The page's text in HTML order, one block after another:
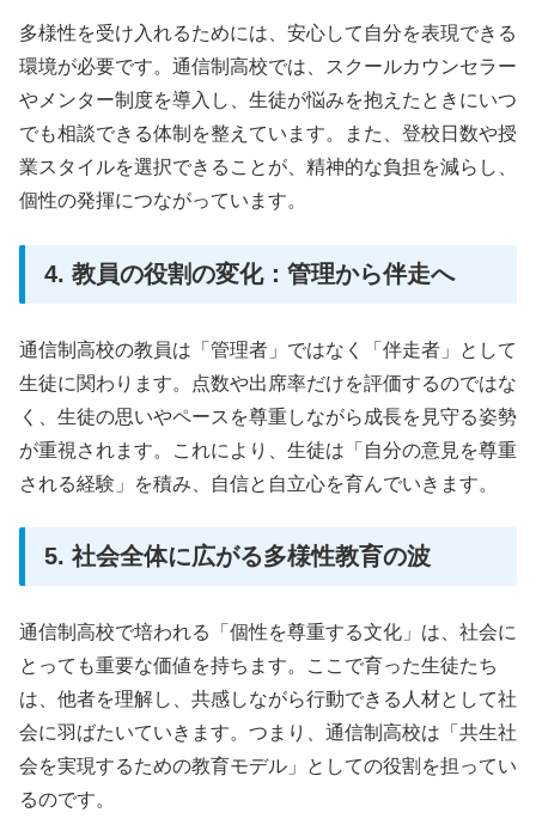
多様性を受け入れるためには、安心して自分を表現できる
環境が必要です。通信制高校では、スクールカウンセラー
やメンター制度を導入し、生徒が悩みを抱えたときにいつ
でも相談できる体制を整えています。また、登校日数や授
業スタイルを選択できることが、精神的な負担を減らし、
個性の発揮につながっています。
4. 教員の役割の変化：管理から伴走へ
通信制高校の教員は「管理者」ではなく「伴走者」として
生徒に関わります。点数や出席率だけを評価するのではな
く、生徒の思いやペースを尊重しながら成長を見守る姿勢
が重視されます。これにより、生徒は「自分の意見を尊重
される経験」を積み、自信と自立心を育んでいきます。
5. 社会全体に広がる多様性教育の波
通信制高校で培われる「個性を尊重する文化」は、社会に
とっても重要な価値を持ちます。ここで育った生徒たち
は、他者を理解し、共感しながら行動できる人材として社
会に羽ばたいていきます。つまり、通信制高校は「共生社
会を実現するための教育モデル」としての役割を担ってい
るのです。